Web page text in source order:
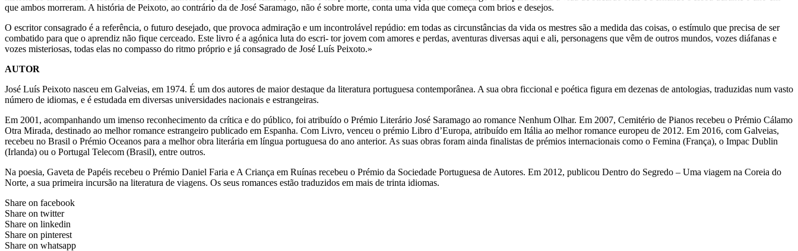
que ambos morreram. A história de Peixoto, ao contrário da de José Saramago, não é sobre morte, conta uma vida que começa com brios e desejos.
O escritor consagrado é a referência, o futuro desejado, que provoca admiração e um incontrolável repúdio: em todas as circunstâncias da vida os mestres são a medida das coisas, o estímulo que precisa de ser
combatido para que o aprendiz não fique cerceado. Este livro é a agónica luta do escri- tor jovem com amores e perdas, aventuras diversas aqui e ali, personagens que vêm de outros mundos, vozes diáfanas e
vozes misteriosas, todas elas no compasso do ritmo próprio e já consagrado de José Luís Peixoto.»
AUTOR
José Luís Peixoto nasceu em Galveias, em 1974. É um dos autores de maior destaque da literatura portuguesa contemporânea. A sua obra ficcional e poética figura em dezenas de antologias, traduzidas num vasto
número de idiomas, e é estudada em diversas universidades nacionais e estrangeiras.
Em 2001, acompanhando um imenso reconhecimento da crítica e do público, foi atribuído o Prémio Literário José Saramago ao romance Nenhum Olhar. Em 2007, Cemitério de Pianos recebeu o Prémio Cálamo
Otra Mirada, destinado ao melhor romance estrangeiro publicado em Espanha. Com Livro, venceu o prémio Libro d’Europa, atribuído em Itália ao melhor romance europeu de 2012. Em 2016, com Galveias,
recebeu no Brasil o Prémio Oceanos para a melhor obra literária em língua portuguesa do ano anterior. As suas obras foram ainda finalistas de prémios internacionais como o Femina (França), o Impac Dublin
(Irlanda) ou o Portugal Telecom (Brasil), entre outros.
Na poesia, Gaveta de Papéis recebeu o Prémio Daniel Faria e A Criança em Ruínas recebeu o Prémio da Sociedade Portuguesa de Autores. Em 2012, publicou Dentro do Segredo – Uma viagem na Coreia do
Norte, a sua primeira incursão na literatura de viagens. Os seus romances estão traduzidos em mais de trinta idiomas.
Share on facebook
Share on twitter
Share on linkedin
Share on pinterest
Share on whatsapp